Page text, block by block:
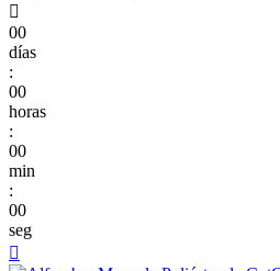

00
días
:
00
horas
:
00
min
:
00
seg
